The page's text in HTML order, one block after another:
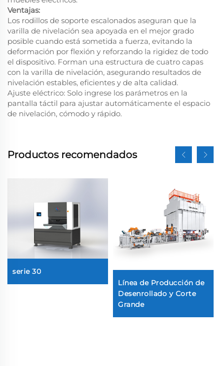
Ventajas:
Los rodillos de soporte escalonados aseguran que la
varilla de nivelación sea apoyada en el mejor grado
posible cuando está sometida a fuerza, evitando la
deformación por flexión y reforzando la rigidez de todo
el dispositivo. Forman una estructura de cuatro capas
con la varilla de nivelación, asegurando resultados de
nivelación estables, eficientes y de alta calidad.
Ajuste eléctrico: Solo ingrese los parámetros en la
pantalla táctil para ajustar automáticamente el espacio
de nivelación, cómodo y rápido.
Productos recomendados
serie 30
Línea de Producción de
Desenrollado y Corte
Grande